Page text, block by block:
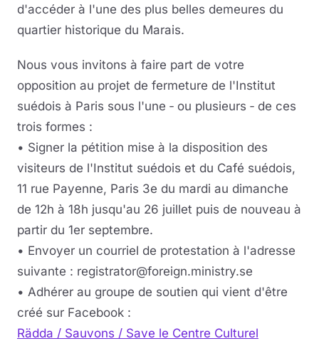
d'accéder à l'une des plus belles demeures du
quartier historique du Marais.
Nous vous invitons à faire part de votre
opposition au projet de fermeture de l'Institut
suédois à Paris sous l'une ‐ ou plusieurs ‐ de ces
trois formes :
• Signer la pétition mise à la disposition des
visiteurs de l'Institut suédois et du Café suédois,
11 rue Payenne, Paris 3e du mardi au dimanche
de 12h à 18h jusqu'au 26 juillet puis de nouveau à
partir du 1er septembre.
• Envoyer un courriel de protestation à l'adresse
suivante : registrator@foreign.ministry.se
• Adhérer au groupe de soutien qui vient d'être
créé sur Facebook :
Rädda / Sauvons / Save le Centre Culturel